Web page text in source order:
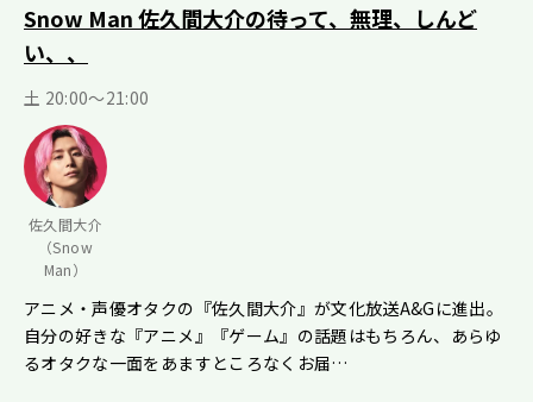
Snow Man 佐久間大介の待って、無理、しんど
い、、
土 20:00～21:00
佐久間大介
（Snow
Man）
アニメ・声優オタクの『佐久間大介』が文化放送A&Gに進出。
自分の好きな『アニメ』『ゲーム』の話題はもちろん、あらゆ
るオタクな一面をあますところなくお届…